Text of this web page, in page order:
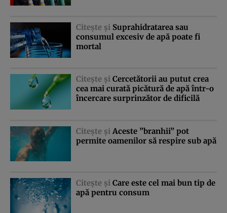
Citeşte şi Suprahidratarea sau
consumul excesiv de apă poate fi
mortal
Citeşte şi Cercetătorii au putut crea
cea mai curată picătură de apă într-o
încercare surprinzător de dificilă
Citeşte şi Aceste ”branhii” pot
permite oamenilor să respire sub apă
Citeşte şi Care este cel mai bun tip de
apă pentru consum